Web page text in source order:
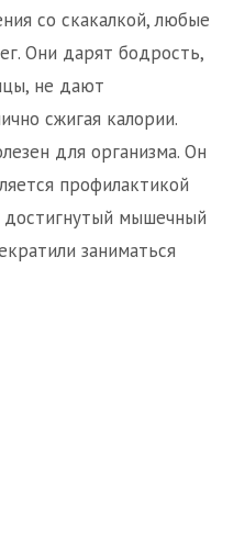
со скакалкой, любые
Они дарят бодрость,
не дают
сжигая калории.
для организма. Он
профилактикой
мышечный
заниматься